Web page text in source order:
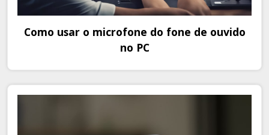
Como usar o microfone do fone de ouvido
no PC